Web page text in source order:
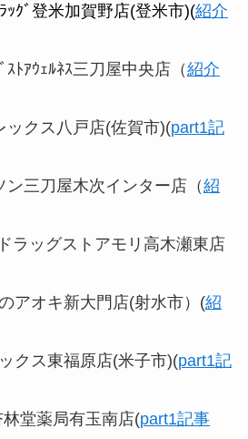
ｯｸﾞ登米加賀野店(登米市)(紹介
ｽﾄｱｳｪﾙﾈｽ三刀屋中央店（紹介
ックス八戸店(佐賀市)(part1記
ン三刀屋木次インター店（紹
ラッグストアモリ高木瀬東店
アオキ新大門店(射水市）(紹
クス東福原店(米子市)(part1記
林堂薬局有玉南店(part1記事